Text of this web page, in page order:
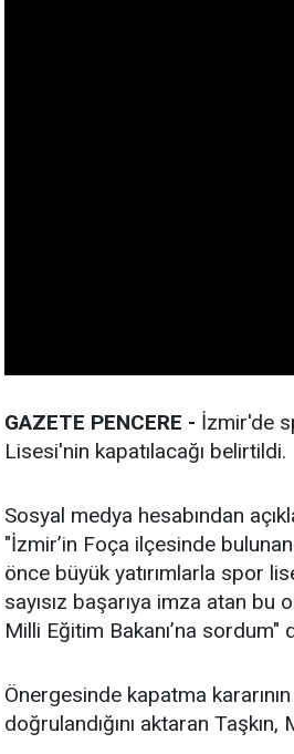
GAZETE PENCERE - İzmir'de
Lisesi'nin kapatılacağı belirtildi.
Sosyal medya hesabından
"İzmir’in Foça ilçesinde
önce büyük yatırımlarla spor
sayısız başarıya imza atan bu
Milli Eğitim Bakanı’na sordum"
Önergesinde kapatma
doğrulandığını aktaran